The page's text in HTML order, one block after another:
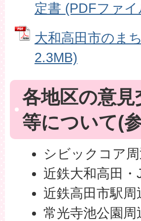
定書 (PDFファ
大和高田市のま
2.3MB)
各地区の意
等について(
シビックコア
近鉄大和高田
近鉄高田市駅周
常光寺池公園周